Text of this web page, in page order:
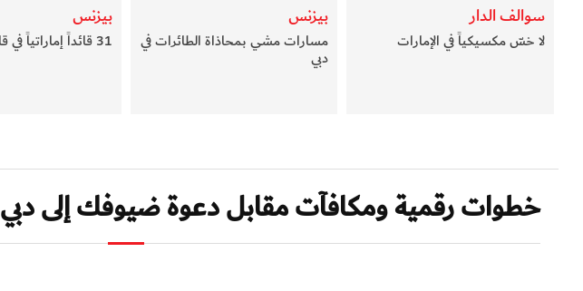
سوالف الدار
لا خسّ مكسيكياً في الإمارات
بيزنس
مسارات مشي بمحاذاة الطائرات في
دبي
بيزنس
31 قائداً إماراتياً في قائمة "فوربس"
خطوات رقمية ومكافآت مقابل دعوة ضيوفك إلى دبي